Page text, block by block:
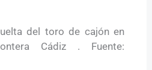
del toro de cajón en
Cádiz . Fuente: